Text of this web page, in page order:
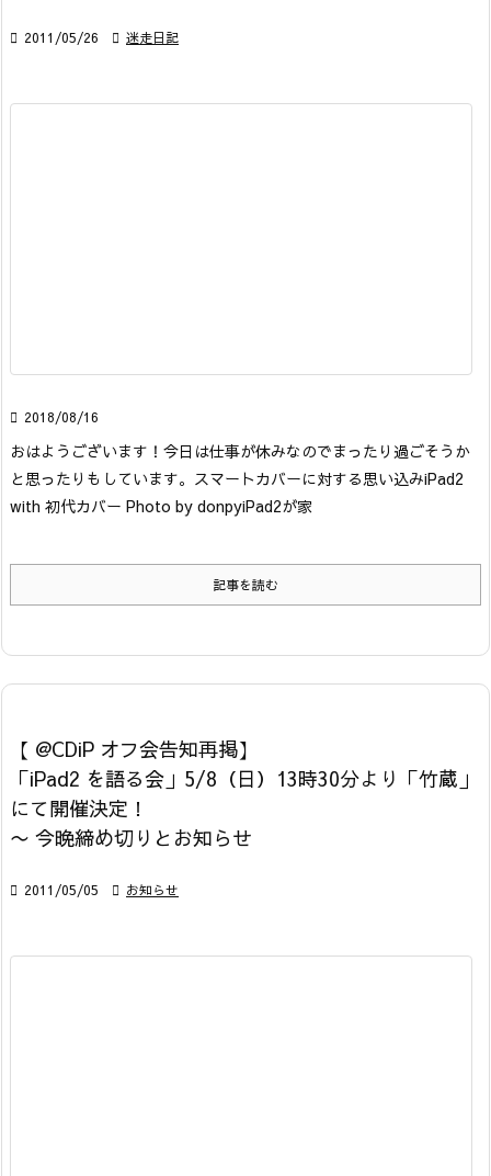
 2011/05/26  迷走日記
 2018/08/16
おはようございます！今日は仕事が休みなのでまったり過ごそうか
と思ったりもしています。 スマートカバーに対する思い込みiPad2
with 初代カバー Photo by donpyiPad2が家
記事を読む
【 @CDiP オフ会告知再掲】
「iPad2 を語る会」5/8（日）13時30分より「竹蔵」
にて開催決定！
〜 今晩締め切りとお知らせ
 2011/05/05  お知らせ